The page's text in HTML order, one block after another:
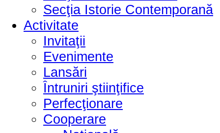
Secţia Istorie Contemporană
Activitate
Invitaţii
Evenimente
Lansări
Întruniri ştiinţifice
Perfecţionare
Cooperare